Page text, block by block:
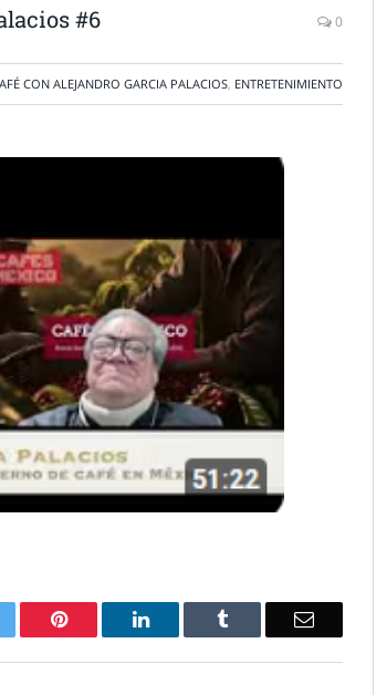
#6 0
CON ALEJANDRO GARCIA PALACIOS, ENTRETENIMIENTO
Pinterest LinkedIn Tumblr Email